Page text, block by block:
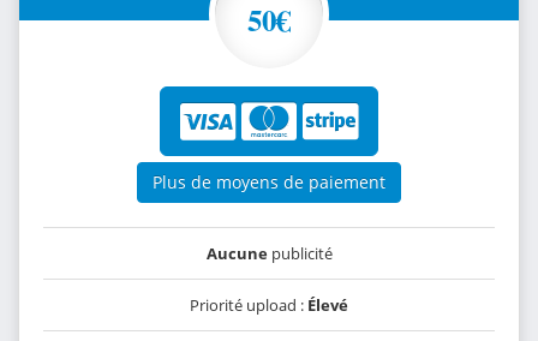
50€
Plus de moyens de paiement
Aucunepublicité
Priorité upload : Élevé